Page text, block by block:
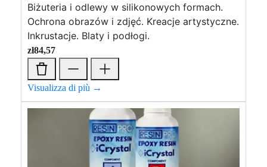
Biżuteria i odlewy w silikonowych formach.
Ochrona obrazów i zdjęć. Kreacje artystyczne.
Inkrustacje. Blaty i podłogi.
zł84,57
Visualizza di più →